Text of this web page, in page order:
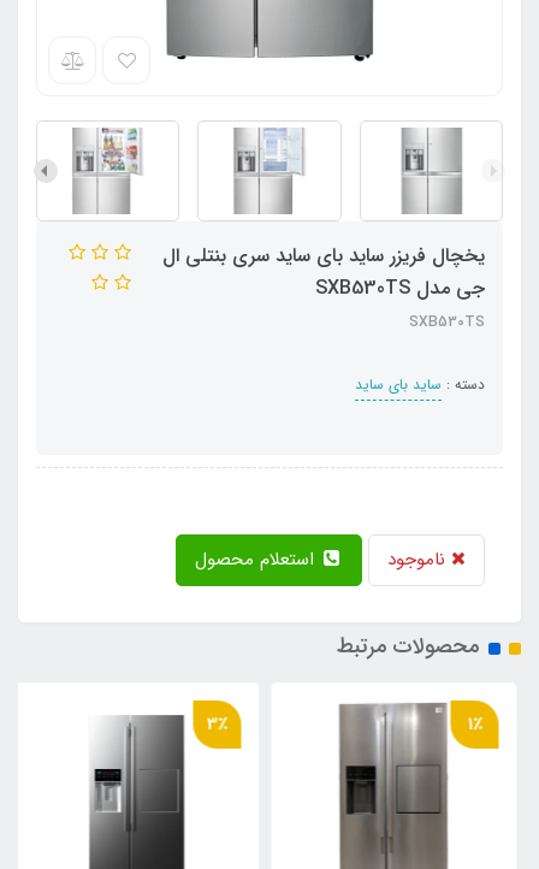
یخچال فریزر ساید بای ساید سری بنتلی ال
جی مدل SXB530TS
SXB530TS
دسته : ساید بای ساید
ناموجود
محصولات مرتبط
1٪ 3٪